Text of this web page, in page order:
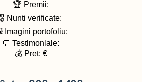
🏆 Premii:
🎖️ Nunti verificate:
Imagini portofoliu:
💬 Testimoniale:
💰 Pret: €